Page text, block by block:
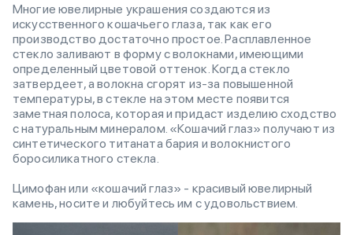
Многие ювелирные украшения создаются из
искусственного кошачьего глаза, так как его
производство достаточно простое. Расплавленное
стекло заливают в форму с волокнами, имеющими
определенный цветовой оттенок. Когда стекло
затвердеет, а волокна сгорят из-за повышенной
температуры, в стекле на этом месте появится
заметная полоса, которая и придаст изделию сходство
с натуральным минералом. «Кошачий глаз» получают из
синтетического титаната бария и волокнистого
боросиликатного стекла.
Цимофан или «кошачий глаз» - красивый ювелирный
камень, носите и любуйтесь им с удовольствием.